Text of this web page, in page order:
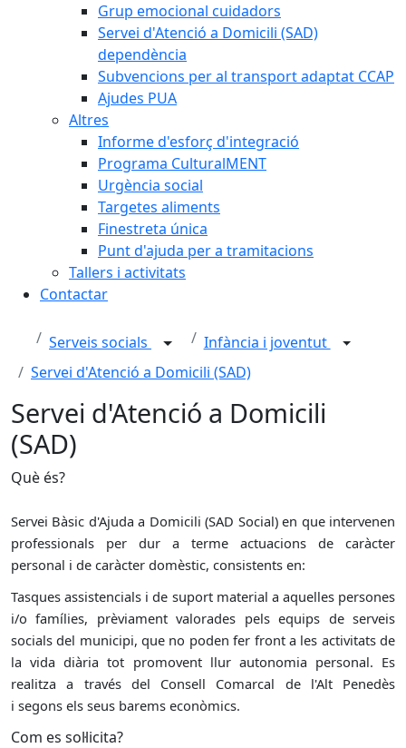
Grup emocional cuidadors
Servei d'Atenció a Domicili (SAD)
dependència
Subvencions per al transport adaptat CCAP
Ajudes PUA
Altres
Informe d'esforç d'integració
Programa CulturalMENT
Urgència social
Targetes aliments
Finestreta única
Punt d'ajuda per a tramitacions
Tallers i activitats
Contactar
Serveis socials
Infància i joventut
Servei d'Atenció a Domicili (SAD)
Servei d'Atenció a Domicili
(SAD)
Què és?
Servei Bàsic d'Ajuda a Domicili (SAD Social) en que intervenen
professionals per dur a terme actuacions de caràcter
personal i de caràcter domèstic, consistents en:
Tasques assistencials i de suport material a aquelles persones
i/o famílies, prèviament valorades pels equips de serveis
socials del municipi, que no poden fer front a les activitats de
la vida diària tot promovent llur autonomia personal. Es
realitza a través del Consell Comarcal de l'Alt Penedès
i segons els seus barems econòmics.
Com es sol·licita?